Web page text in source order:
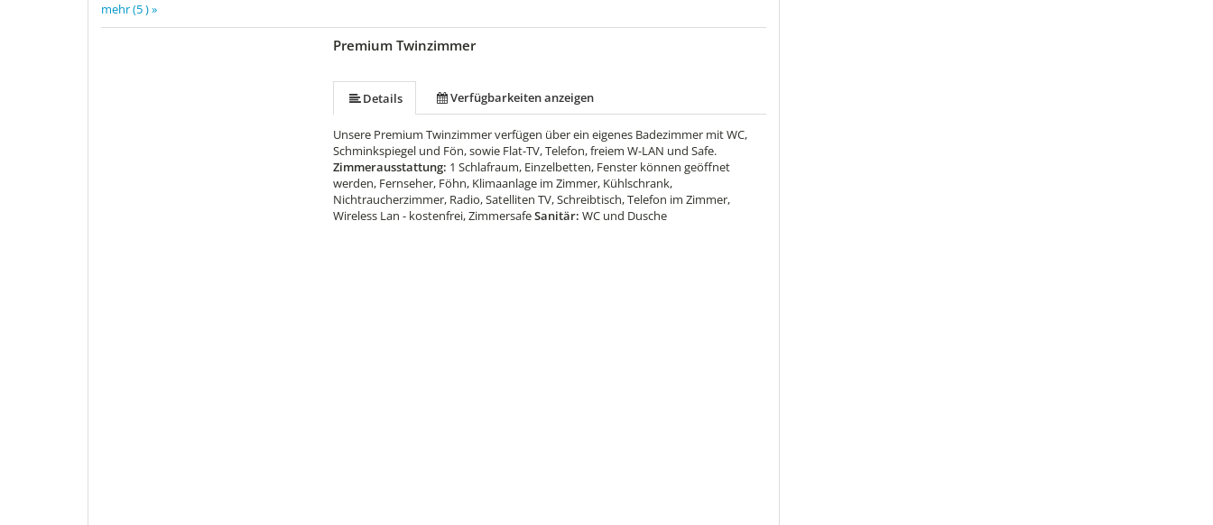
mehr (5 ) »
Premium Twinzimmer
Details Verfügbarkeiten anzeigen
Unsere Premium Twinzimmer verfügen über ein eigenes Badezimmer mit WC,
Schminkspiegel und Fön, sowie Flat-TV, Telefon, freiem W-LAN und Safe.
Zimmerausstattung: 1 Schlafraum, Einzelbetten, Fenster können geöffnet
werden, Fernseher, Föhn, Klimaanlage im Zimmer, Kühlschrank,
Nichtraucherzimmer, Radio, Satelliten TV, Schreibtisch, Telefon im Zimmer,
Wireless Lan - kostenfrei, ZimmersafeSanitär:WC und Dusche